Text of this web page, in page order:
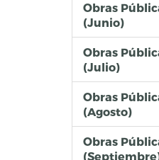
Obras
(Junio)
Obras
(Julio)
Obras
(Agosto)
Obras